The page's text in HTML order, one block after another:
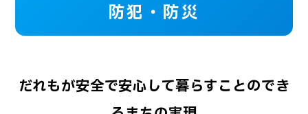
防犯・防災
だれもが安全で安心して暮らすことのでき